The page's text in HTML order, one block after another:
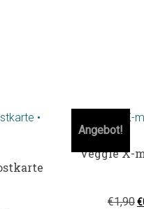
Angebot!
Veggie X-
€1,90€